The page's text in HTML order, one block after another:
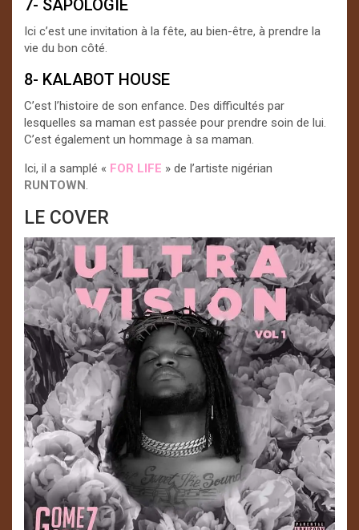
7- SAPOLOGIE
Ici c’est une invitation à la fête, au bien-être, à prendre la
vie du bon côté.
8- KALABOT HOUSE
C’est l’histoire de son enfance. Des difficultés par
lesquelles sa maman est passée pour prendre soin de lui.
C’est également un hommage à sa maman.
Ici, il a samplé « FOR LIFE » de l’artiste nigérian
RUNTOWN.
LE COVER